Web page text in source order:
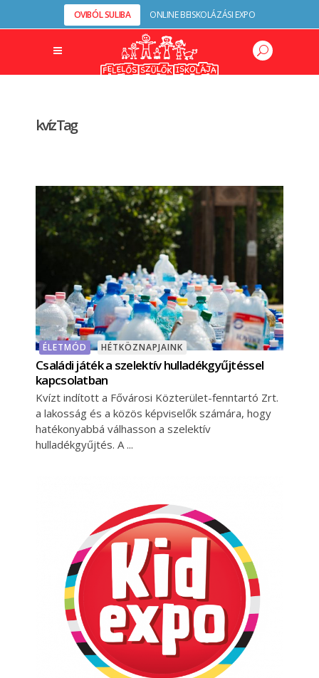
OVIBÓL SULIBA ONLINE BEISKOLÁZÁSI EXPO
kvíz Tag
ÉLETMÓD HÉTKÖZNAPJAINK
Családi játék a szelektív hulladékgyűjtéssel
kapcsolatban
Kvízt indított a Fővárosi Közterület-fenntartó Zrt.
a lakosság és a közös képviselők számára, hogy
hatékonyabbá válhasson a szelektív
hulladékgyűjtés. A